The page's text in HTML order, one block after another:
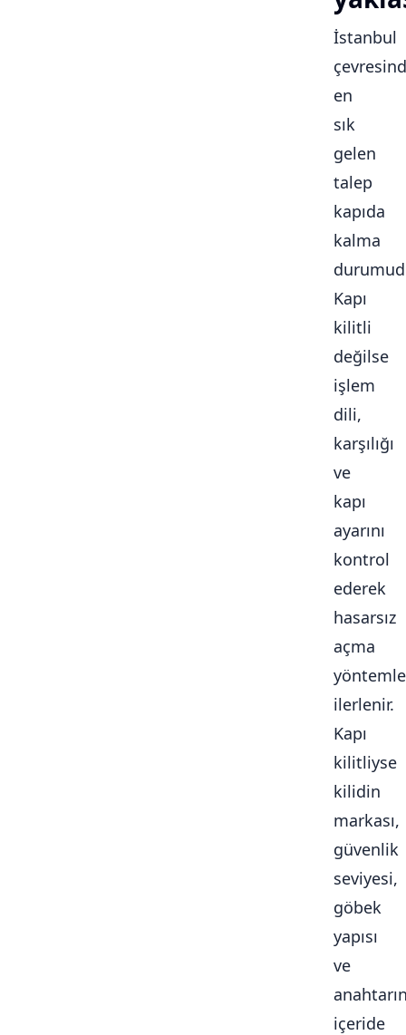
İstanbul
en
sık
gelen
talep
kapıda
kalma
Kapı
kilitli
değilse
işlem
dili,
karşılığı
ve
kapı
ayarını
kontrol
ederek
hasarsız
açma
ilerlenir.
Kapı
kilitliyse
kilidin
markası,
güvenlik
seviyesi,
göbek
yapısı
ve
içeride